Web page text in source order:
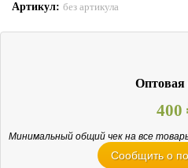
Артикул: без артикула
Оптовая
400
Минимальный общий чек на все
Сообщить о